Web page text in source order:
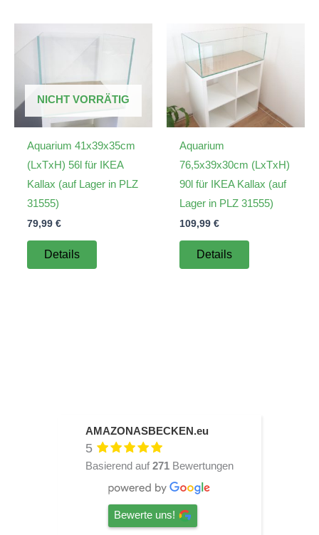
NICHT VORRÄTIG
Aquarium 41x39x35cm
(LxTxH) 56l für IKEA
Kallax (auf Lager in PLZ
31555)
79,99 €
Details
Aquarium
76,5x39x30cm (LxTxH)
90l für IKEA Kallax (auf
Lager in PLZ 31555)
109,99 €
Details
AMAZONASBECKEN.eu
5
Basierend auf 271 Bewertungen
Bewerte uns!